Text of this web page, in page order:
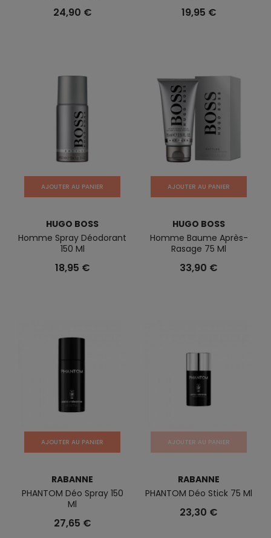
24,90 € 19,95 €
AJOUTER AU PANIER
HUGO BOSS
Homme Spray Déodorant
150 Ml
18,95 €
AJOUTER AU PANIER
HUGO BOSS
Homme Baume Après-
Rasage 75 Ml
33,90 €
AJOUTER AU PANIER
RABANNE
PHANTOM Déo Spray 150
Ml
27,65 €
AJOUTER AU PANIER
RABANNE
PHANTOM Déo Stick 75 Ml
23,30 €